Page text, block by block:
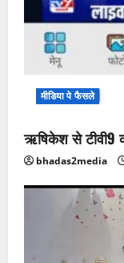
मीडिया पे फैसले
ऋषिकेश से टीवी9
bhadas2media